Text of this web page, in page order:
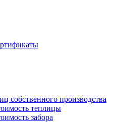
собственного производства
теплицы
забора